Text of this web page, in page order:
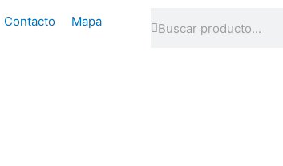
Contacto
Mapa